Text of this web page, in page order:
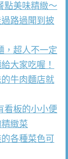
點美味精緻～
路過聞到披
，超人不一定
大家吃喔！
牛肉麵店就
看板的小小便
緻菜
各種菜色可